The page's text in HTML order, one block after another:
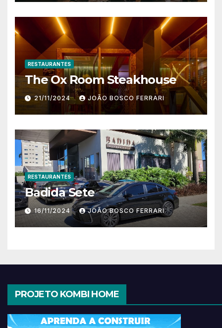
RESTAURANTES
The Ox Room Steakhouse
21/11/2024 JOÃO BOSCO FERRARI
RESTAURANTES
Badida Sete
16/11/2024 JOÃO BOSCO FERRARI
PROJETO KOMBI HOME